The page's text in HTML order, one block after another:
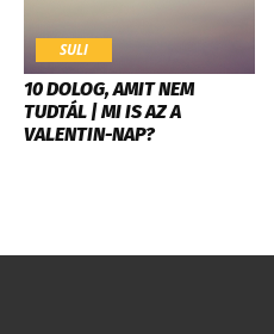
SULI
10 DOLOG, AMIT NEM
TUDTÁL | MI IS AZ A
VALENTIN-NAP?